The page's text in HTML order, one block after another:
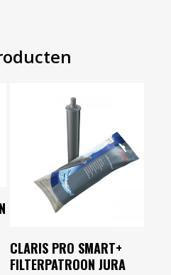
Toevoegen Aan
Winkelwagen
CLARIS PRO SMART+
FILTERPATROON JURA